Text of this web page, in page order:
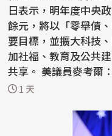
日表示，明年度中央
餘元，將以「零舉債
要目標，並擴大科技
加社福、教育及公共
共享。 美議員麥
1 天